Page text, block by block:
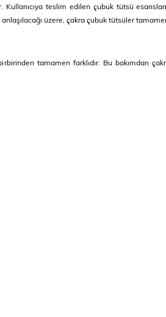
teslim edilen çubuk tütsü
üzere, çakra çubuk tütsüler
tamamen farklıdır. Bu bakımdan